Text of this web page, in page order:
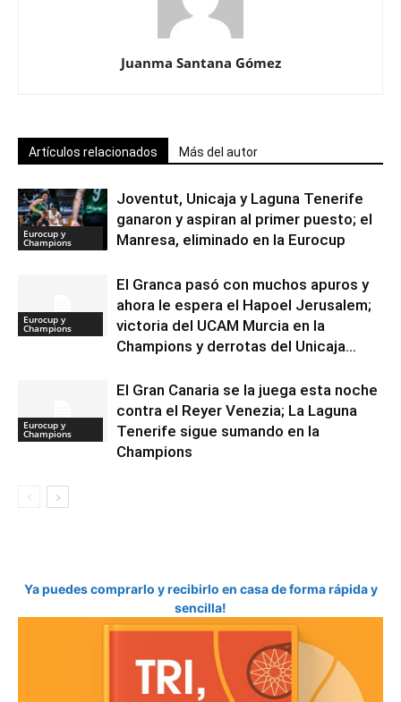
Juanma Santana Gómez
Artículos relacionados Más del autor
Eurocup y
Champions
Joventut, Unicaja y Laguna Tenerife
ganaron y aspiran al primer puesto; el
Manresa, eliminado en la Eurocup
Eurocup y
Champions
El Granca pasó con muchos apuros y
ahora le espera el Hapoel Jerusalem;
victoria del UCAM Murcia en la
Champions y derrotas del Unicaja...
Eurocup y
Champions
El Gran Canaria se la juega esta noche
contra el Reyer Venezia; La Laguna
Tenerife sigue sumando en la
Champions
Ya puedes comprarlo y recibirlo en casa de forma rápida y
sencilla!